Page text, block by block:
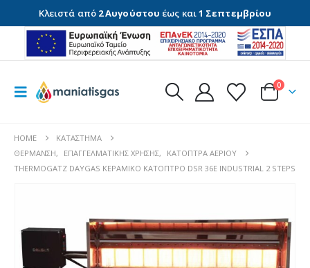
Κλειστά από 2 Αυγούστου έως και1 Σεπτεμβρίου
0
HOME
ΚΑΤΆΣΤΗΜΑ
ΘΈΡΜΑΝΣΗ, ΕΠΑΓΓΕΛΜΑΤΙΚΉΣ ΧΡΉΣΗΣ,
ΚΆΤΟΠΤΡΑ ΑΕΡΊΟΥ
THERMOGATZ DAYGAS ΚΕΡΑΜΙΚΟ ΚΑΤΟΠΤΡΟ DSR 36E INDUSTRIAL 2 STEPS